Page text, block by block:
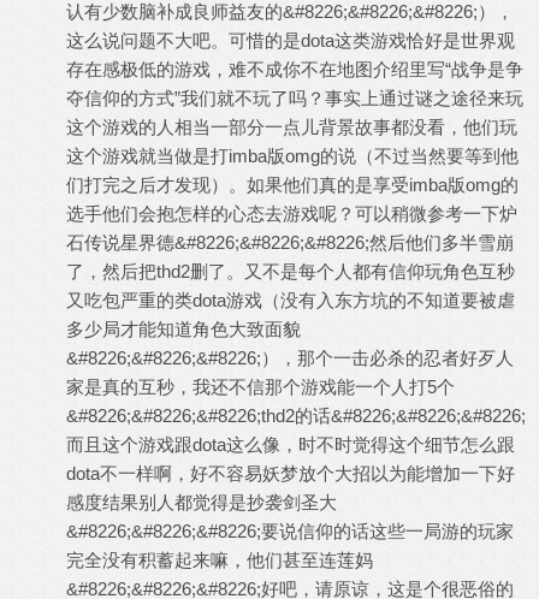
认有少数脑补成良师益友的&#8226;&#8226;&#8226;），
这么说问题不大吧。可惜的是dota这类游戏恰好是世界观
存在感极低的游戏，难不成你不在地图介绍里写“战争是争
夺信仰的方式”我们就不玩了吗？事实上通过谜之途径来玩
这个游戏的人相当一部分一点儿背景故事都没看，他们玩
这个游戏就当做是打imba版omg的说（不过当然要等到他
们打完之后才发现）。如果他们真的是享受imba版omg的
选手他们会抱怎样的心态去游戏呢？可以稍微参考一下炉
石传说星界德&#8226;&#8226;&#8226;然后他们多半雪崩
了，然后把thd2删了。又不是每个人都有信仰玩角色互秒
又吃包严重的类dota游戏（没有入东方坑的不知道要被虐
多少局才能知道角色大致面貌
&#8226;&#8226;&#8226;），那个一击必杀的忍者好歹人
家是真的互秒，我还不信那个游戏能一个人打5个
&#8226;&#8226;&#8226;thd2的话&#8226;&#8226;&#8226;
而且这个游戏跟dota这么像，时不时觉得这个细节怎么跟
dota不一样啊，好不容易妖梦放个大招以为能增加一下好
感度结果别人都觉得是抄袭剑圣大
&#8226;&#8226;&#8226;要说信仰的话这些一局游的玩家
完全没有积蓄起来嘛，他们甚至连莲妈
&#8226;&#8226;&#8226;好吧，请原谅，这是个很恶俗的